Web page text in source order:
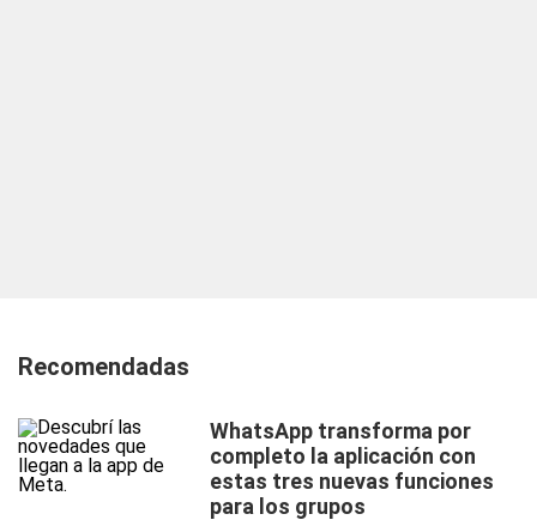
Recomendadas
WhatsApp transforma por
completo la aplicación con
estas tres nuevas funciones
para los grupos